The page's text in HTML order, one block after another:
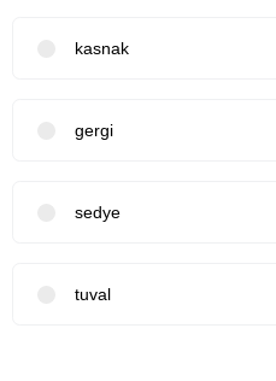
kasnak
gergi
sedye
tuval